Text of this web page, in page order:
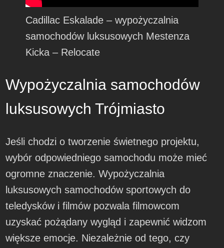
Cadillac Eskalade – wypożyczalnia
samochodów luksusowych Mestenza
Kicka – Relocate
Wypożyczalnia samochodów
luksusowych Trójmiasto
Jeśli chodzi o tworzenie świetnego projektu,
wybór odpowiedniego samochodu może mieć
ogromne znaczenie. Wypożyczalnia
luksusowych samochodów sportowych do
teledysków i filmów pozwala filmowcom
uzyskać pożądany wygląd i zapewnić widzom
większe emocje. Niezależnie od tego, czy